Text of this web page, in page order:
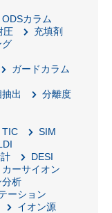
ODSカラム
圧
充填剤
グ
ガードカラム
出
分離度
TIC
SIM
DESI
カーサイオン
分析
ーション
イオン源